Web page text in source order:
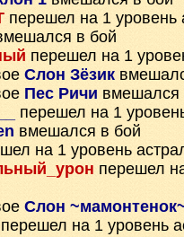
перешел на 1 уровень
в бой
перешел на 1
Слон Зёзик
Пес Ричи вмешался
перешел на 1
вмешался в бой
на 1 уровень
перешел
Слон
перешел на 1 уровень